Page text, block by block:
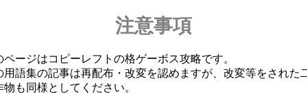
注意事項
ページはコピーレフトの格ゲーボス攻略です。
用語集の記事は再配布・改変を認めますが、改変等をされた
物も同様としてください。